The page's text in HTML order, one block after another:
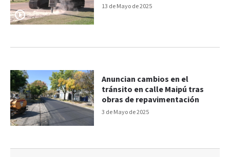
13 de Mayo de 2025
3 de Mayo de 2025
Anuncian cambios en el
tránsito en calle Maipú tras
obras de repavimentación